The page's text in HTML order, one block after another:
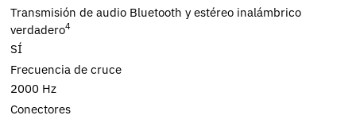
Transmisión de audio Bluetooth y estéreo inalámbrico
verdadero4
SÍ
Frecuencia de cruce
2000 Hz
Conectores